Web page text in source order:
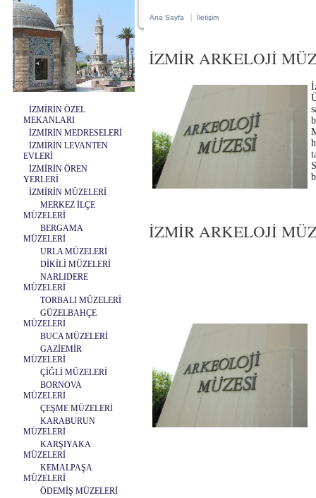
İZMİRİN ÖZEL
MEKANLARI
İZMİRİN MEDRESELERİ
İZMİRİN LEVANTEN
EVLERİ
İZMİRİN ÖREN
YERLERİ
İZMİRİN MÜZELERİ
MERKEZ İLÇE
MÜZELERİ
BERGAMA
MÜZELERİ
URLA MÜZELERİ
DİKİLİ MÜZELERİ
NARLIDERE
MÜZELERİ
TORBALI MÜZELERİ
GÜZELBAHÇE
MÜZELERİ
BUCA MÜZELERİ
GAZİEMİR
MÜZELERİ
ÇİĞLİ MÜZELERİ
BORNOVA
MÜZELERİ
ÇEŞME MÜZELERİ
KARABURUN
MÜZELERİ
KARŞIYAKA
MÜZELERİ
KEMALPAŞA
MÜZELERİ
ÖDEMİŞ MÜZELERİ
Ana Sayfa İletişim
İZMİR ARKELOJİ
İZMİR ARKELOJİ